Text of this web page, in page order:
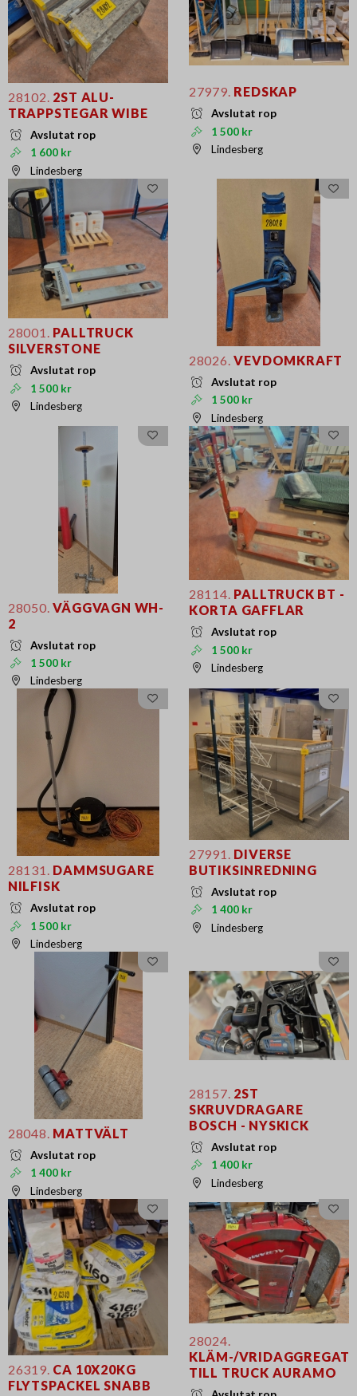
28102. 2ST ALU-
TRAPPSTEGAR WIBE
Avslutat rop
1 600 kr
Lindesberg
27979. REDSKAP
Avslutat rop
1 500 kr
Lindesberg
28001. PALLTRUCK
SILVERSTONE
Avslutat rop
1 500 kr
Lindesberg
28026. VEVDOMKRAFT
Avslutat rop
1 500 kr
Lindesberg
28050. VÄGGVAGN WH-
2
Avslutat rop
1 500 kr
Lindesberg
28114. PALLTRUCK BT -
KORTA GAFFLAR
Avslutat rop
1 500 kr
Lindesberg
28131. DAMMSUGARE
NILFISK
Avslutat rop
1 500 kr
Lindesberg
27991. DIVERSE
BUTIKSINREDNING
Avslutat rop
1 400 kr
Lindesberg
28048. MATTVÄLT
Avslutat rop
1 400 kr
Lindesberg
28157. 2ST
SKRUVDRAGARE
BOSCH - NYSKICK
Avslutat rop
1 400 kr
Lindesberg
26319. CA 10X20KG
FLYTSPACKEL SNABB
28024.
KLÄM-/VRIDAGGREGAT
TILL TRUCK AURAMO